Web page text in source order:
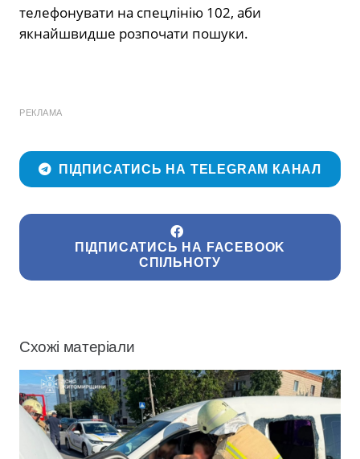
телефонувати на спецлінію 102, аби
якнайшвидше розпочати пошуки.
РЕКЛАМА
ПІДПИСАТИСЬ НА TELEGRAM КАНАЛ
ПІДПИСАТИСЬ НА FACEBOOK
СПІЛЬНОТУ
Схожі матеріали